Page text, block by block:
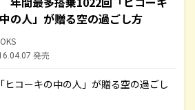
の人」が贈る空の過ごし方
発売
コーキの中の人」が贈る空の過ごし